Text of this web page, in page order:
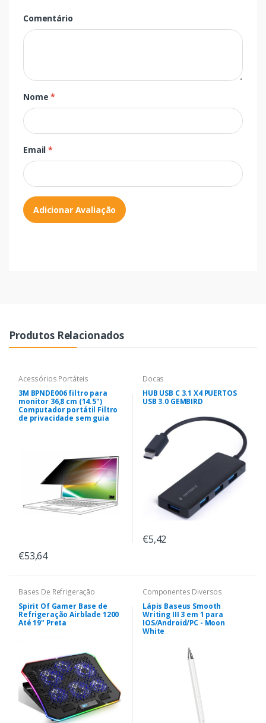
Comentário
Nome*
Email*
Adicionar Avaliação
Produtos Relacionados
Acessórios Portáteis
3M BPNDE006 filtro para
monitor 36,8 cm (14.5")
Computador portátil Filtro
de privacidade sem guia
€53,64
Docas
HUB USB C 3.1 X4 PUERTOS
USB 3.0 GEMBIRD
€5,42
Bases De Refrigeração
Spirit Of Gamer Base de
Refrigeração Airblade 1200
Até 19" Preta
Componentes Diversos
Lápis Baseus Smooth
Writing III 3 em 1 para
IOS/Android/PC - Moon
White